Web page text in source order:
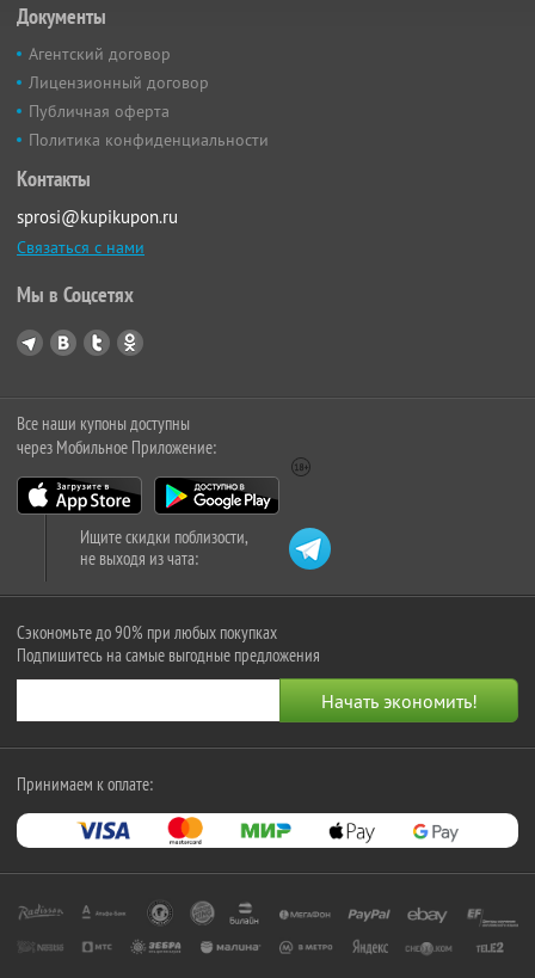
Документы
Агентский договор
Лицензионный договор
Публичная оферта
Политика конфиденциальности
Контакты
sprosi@kupikupon.ru
Связаться с нами
Мы в Соцсетях
Все наши купоны доступны
через Мобильное Приложение:
Ищите скидки поблизости,
не выходя из чата:
Сэкономьте до 90% при любых покупках
Подпишитесь на самые выгодные предложения
Принимаем к оплате: